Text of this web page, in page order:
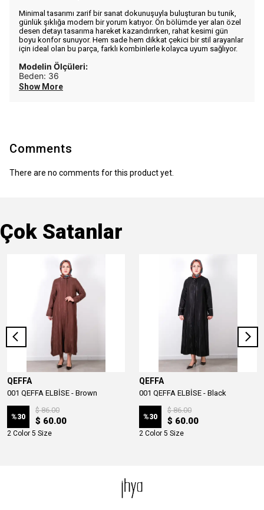
Minimal tasarımı zarif bir sanat dokunuşuyla buluşturan bu tunik,
günlük şıklığa modern bir yorum katıyor. Ön bölümde yer alan özel
desen detayı tasarıma hareket kazandırırken, rahat kesimi gün
boyu konfor sunuyor. Hem sade hem dikkat çekici bir stil arayanlar
için ideal olan bu parça, farklı kombinlerle kolayca uyum sağlıyor.
Modelin Ölçüleri:
Beden: 36
Show More
Comments
There are no comments for this product yet.
Çok Satanlar
QEFFA
001 QEFFA ELBİSE - Brown
%30
$ 86.00
$ 60.00
2 Color 5 Size
QEFFA
001 QEFFA ELBİSE - Black
%30
$ 86.00
$ 60.00
2 Color 5 Size